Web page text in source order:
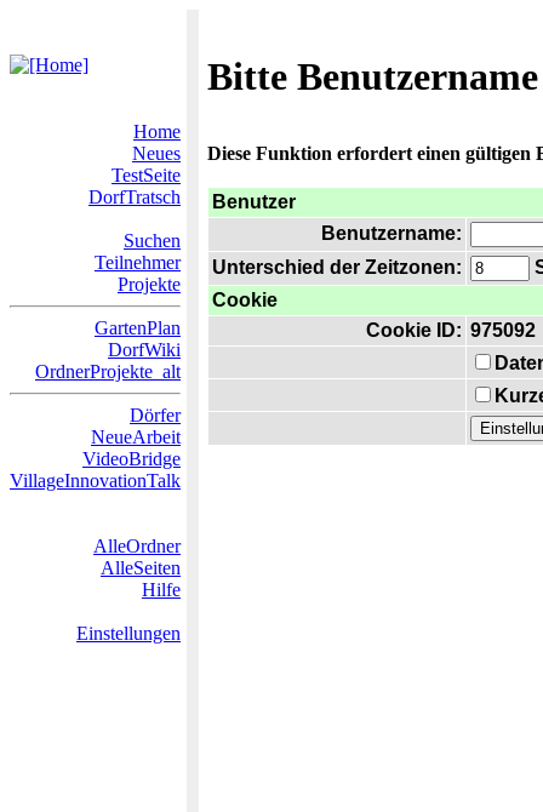
Bitte
Home
Neues
TestSeite
DorfTratsch
Suchen
Teilnehmer
Projekte
GartenPlan
DorfWiki
OrdnerProjekte_alt
Dörfer
NeueArbeit
VideoBridge
VillageInnovationTalk
AlleOrdner
AlleSeiten
Hilfe
Einstellungen
Diese Funktion erfordert einen gültigen
Benutzer
Benutzername:
Unterschied der Zeitzonen:
Cookie
Cookie ID: 975092